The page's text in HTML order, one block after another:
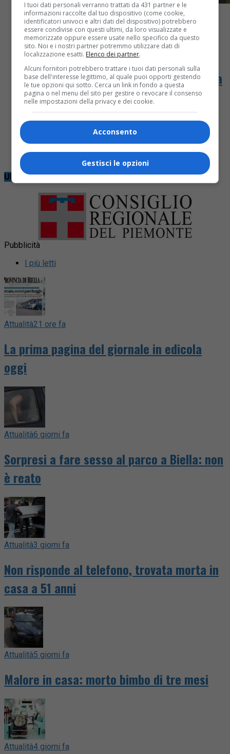
Attualità3 mesi fa
L’Ecomuseo Anfiteatro Morenico cerca
operatori culturali
Si avvia alla scadenza, prevista per Venerdì 22
Maggio, il bando di selezione per operatori culturali
attraverso cui l’Ecomuseo Anfiteatro Morenico di
Ivrea cerca persone che...
Ultime notizie
Pubblicità
I più letti
Attualità21 ore fa
La prima pagina del giornale in edicola
oggi
Attualità6 giorni fa
Sorpresi a fare sesso al parco a Biella: non
è reato
Attualità3 giorni fa
Non risponde al telefono, trovata morta in
casa a 51 anni
Attualità5 giorni fa
Malore in casa: morto bimbo di tre mesi
Attualità4 giorni fa
I tuoi dati personali verranno trattati da 431 partner e le
informazioni raccolte dal tuo dispositivo (come cookie,
identificatori univoci e altri dati del dispositivo) potrebbero
essere condivise con questi ultimi, da loro visualizzate e
memorizzate oppure essere usate nello specifico da questo
sito. Noi e i nostri partner potremmo utilizzare dati di
localizzazione esatti. Elenco dei partner.
Alcuni fornitori potrebbero trattare i tuoi dati personali sulla
base dell'interesse legittimo, al quale puoi opporti gestendo
le tue opzioni qui sotto. Cerca un link in fondo a questa
pagina o nel menu del sito per gestire o revocare il consenso
nelle impostazioni della privacy e dei cookie.
Acconsento
Gestisci le opzioni